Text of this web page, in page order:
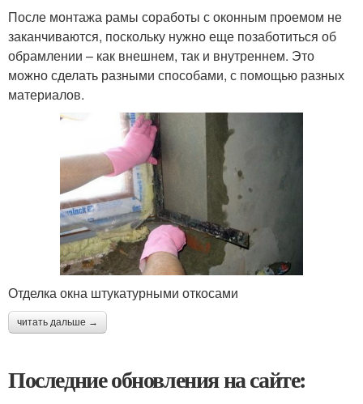
После монтажа рамы соработы с оконным проемом не
заканчиваются, поскольку нужно еще позаботиться об
обрамлении – как внешнем, так и внутреннем. Это
можно сделать разными способами, с помощью разных
материалов.
Отделка окна штукатурными откосами
читать дальше →
Последние обновления на сайте: